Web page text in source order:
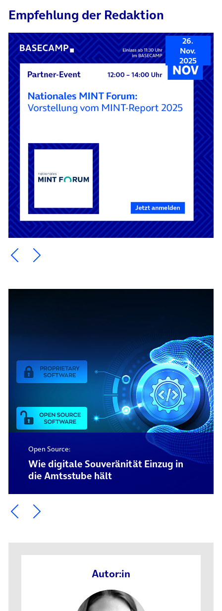
Empfehlung der Redaktion
26.
Nov.
2025
Ein Element zurück blättern
Ein Element weiter blättern
Open Source:
Wie digitale Souveränität Einzug in
die Amtsstube hält
Ein Element zurück blättern
Ein Element weiter blättern
Autor:in